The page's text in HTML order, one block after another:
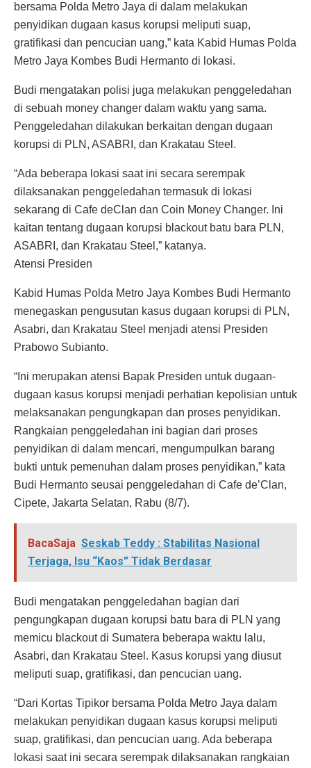
bersama Polda Metro Jaya di dalam melakukan
penyidikan dugaan kasus korupsi meliputi suap,
gratifikasi dan pencucian uang,” kata Kabid Humas Polda
Metro Jaya Kombes Budi Hermanto di lokasi.
Budi mengatakan polisi juga melakukan penggeledahan
di sebuah money changer dalam waktu yang sama.
Penggeledahan dilakukan berkaitan dengan dugaan
korupsi di PLN, ASABRI, dan Krakatau Steel.
“Ada beberapa lokasi saat ini secara serempak
dilaksanakan penggeledahan termasuk di lokasi
sekarang di Cafe deClan dan Coin Money Changer. Ini
kaitan tentang dugaan korupsi blackout batu bara PLN,
ASABRI, dan Krakatau Steel,” katanya.
Atensi Presiden
Kabid Humas Polda Metro Jaya Kombes Budi Hermanto
menegaskan pengusutan kasus dugaan korupsi di PLN,
Asabri, dan Krakatau Steel menjadi atensi Presiden
Prabowo Subianto.
“Ini merupakan atensi Bapak Presiden untuk dugaan-
dugaan kasus korupsi menjadi perhatian kepolisian untuk
melaksanakan pengungkapan dan proses penyidikan.
Rangkaian penggeledahan ini bagian dari proses
penyidikan di dalam mencari, mengumpulkan barang
bukti untuk pemenuhan dalam proses penyidikan,” kata
Budi Hermanto seusai penggeledahan di Cafe de’Clan,
Cipete, Jakarta Selatan, Rabu (8/7).
BacaSaja Seskab Teddy : Stabilitas Nasional
Terjaga, Isu “Kaos” Tidak Berdasar
Budi mengatakan penggeledahan bagian dari
pengungkapan dugaan korupsi batu bara di PLN yang
memicu blackout di Sumatera beberapa waktu lalu,
Asabri, dan Krakatau Steel. Kasus korupsi yang diusut
meliputi suap, gratifikasi, dan pencucian uang.
“Dari Kortas Tipikor bersama Polda Metro Jaya dalam
melakukan penyidikan dugaan kasus korupsi meliputi
suap, gratifikasi, dan pencucian uang. Ada beberapa
lokasi saat ini secara serempak dilaksanakan rangkaian